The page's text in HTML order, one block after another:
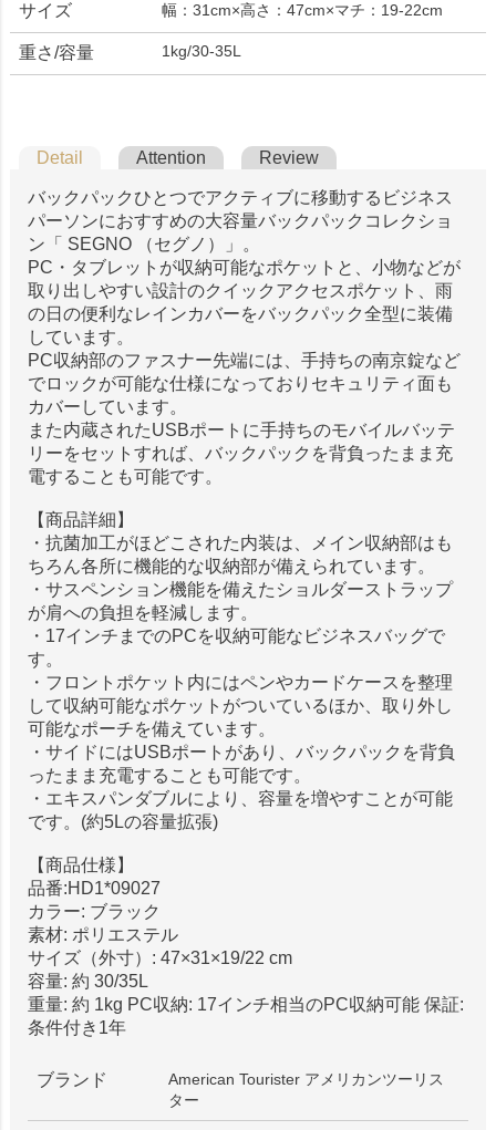
サイズ 幅：31cm×高さ：47cm×マチ：19-22cm
重さ/容量 1kg/30-35L
Detail Attention Review
バックパックひとつでアクティブに移動するビジネス
パーソンにおすすめの大容量バックパックコレクショ
ン「 SEGNO （セグノ）」。
PC・タブレットが収納可能なポケットと、小物などが
取り出しやすい設計のクイックアクセスポケット、雨
の日の便利なレインカバーをバックパック全型に装備
しています。
PC収納部のファスナー先端には、手持ちの南京錠など
でロックが可能な仕様になっておりセキュリティ面も
カバーしています。
また内蔵されたUSBポートに手持ちのモバイルバッテ
リーをセットすれば、バックパックを背負ったまま充
電することも可能です。
【商品詳細】
・抗菌加工がほどこされた内装は、メイン収納部はも
ちろん各所に機能的な収納部が備えられています。
・サスペンション機能を備えたショルダーストラップ
が肩への負担を軽減します。
・17インチまでのPCを収納可能なビジネスバッグで
す。
・フロントポケット内にはペンやカードケースを整理
して収納可能なポケットがついているほか、取り外し
可能なポーチを備えています。
・サイドにはUSBポートがあり、バックパックを背負
ったまま充電することも可能です。
・エキスパンダブルにより、容量を増やすことが可能
です。(約5Lの容量拡張)
【商品仕様】
品番:HD1*09027
カラー: ブラック
素材: ポリエステル
サイズ（外寸）: 47×31×19/22 cm
容量: 約 30/35L
重量: 約 1kg PC収納: 17インチ相当のPC収納可能 保証:
条件付き1年
ブランド
American Tourister アメリカンツーリス
ター